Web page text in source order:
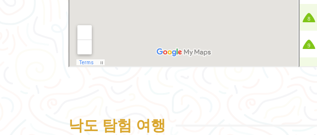
8
9
낙도 탐험 여행